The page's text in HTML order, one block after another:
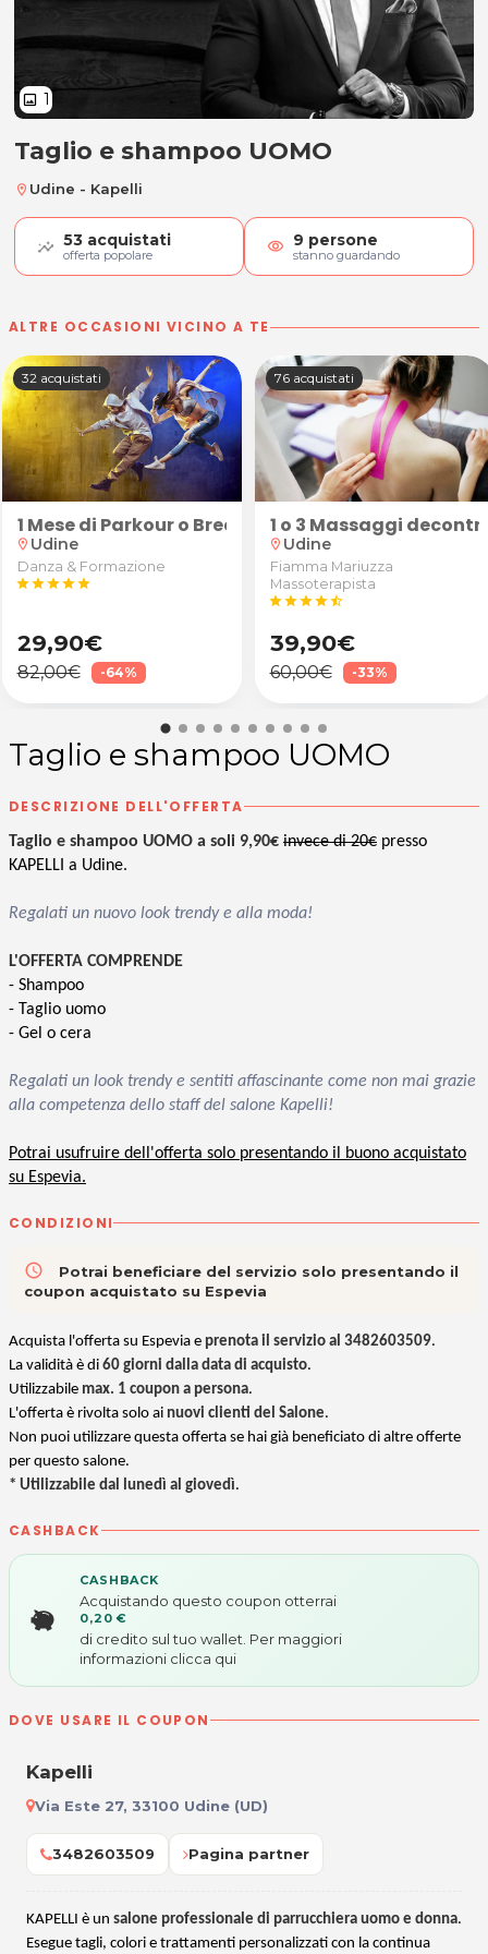
image 1
Taglio e shampoo UOMO
Taglio e shampoo UOMO
location_on Udine - Kapelli
53 acquistati
offerta popolare visibility 9 persone
stanno guardando
ALTRE OCCASIONI VICINO A TE
da Elite della Bellezza a Udine
(calice di vino Superior, tartine e
32 acquistati
1 Mese di Parkour o Breakdance
location_on Udine
Danza & Formazione
starstarstarstarstar
29,90€
82,00€ -64%
76 acquistati
1 o 3 Massaggi
location_on Udine
Fiamma Mariuzza
Massoterapista
starstarstarstarstar_half
39,90€
60,00€ -33%
Taglio e shampoo UOMO
DESCRIZIONE DELL'OFFERTA
Taglio e shampoo UOMO a soli 9,90€ invece di 20€ presso
KAPELLI a Udine.
Regalati un nuovo look trendy e alla moda!
L'OFFERTA COMPRENDE
- Shampoo
- Taglio uomo
- Gel o cera
Regalati un look trendy e sentiti affascinante come non mai grazie
alla competenza dello staff del salone Kapelli!
Potrai usufruire dell'offerta solo presentando il buono acquistato
su Espevia.
CONDIZIONI
access_time
Potrai beneficiare del servizio solo presentando il
coupon acquistato su Espevia
Acquista l'offerta su Espevia e prenota il servizio al 3482603509.
La validità è di 60 giorni dalla data di acquisto.
Utilizzabile max. 1 coupon a persona.
L'offerta è rivolta solo ai nuovi clienti del Salone.
Non puoi utilizzare questa offerta se hai già beneficiato di altre offerte
per questo salone.
* Utilizzabile dal lunedì al giovedì.
CASHBACK
CASHBACK
Acquistando questo coupon otterrai
0,20 €
di credito sul tuo wallet. Per maggiori
informazioni clicca qui
DOVE USARE IL COUPON
Kapelli
Via Este 27, 33100 Udine (UD)
3482603509 Pagina partner
KAPELLI è un salone professionale di parrucchiera uomo e donna.
Esegue tagli, colori e trattamenti personalizzati con la continua